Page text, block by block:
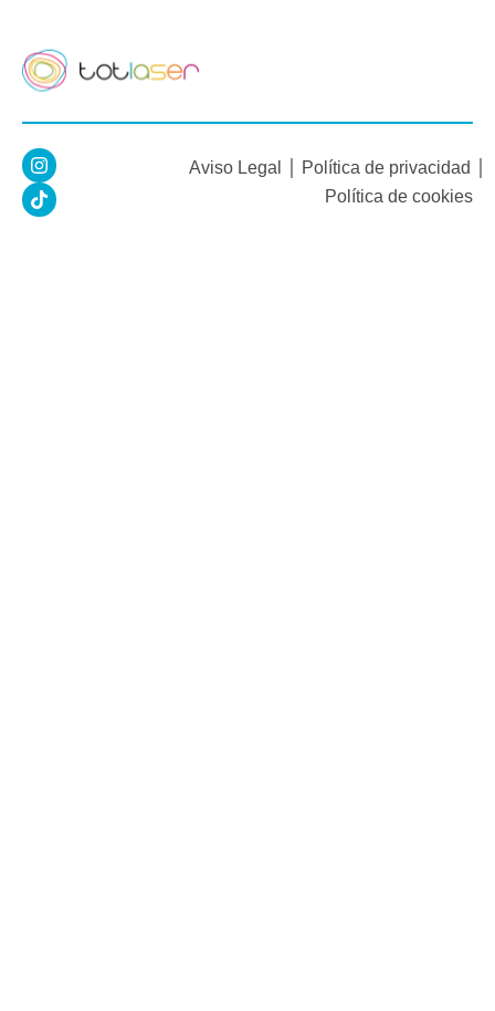
I
n
s
t
T
i
k
t
Aviso Legal
Política de privacidad
Política de cookies